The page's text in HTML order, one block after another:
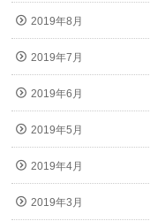
2019年8月
2019年7月
2019年6月
2019年5月
2019年4月
2019年3月